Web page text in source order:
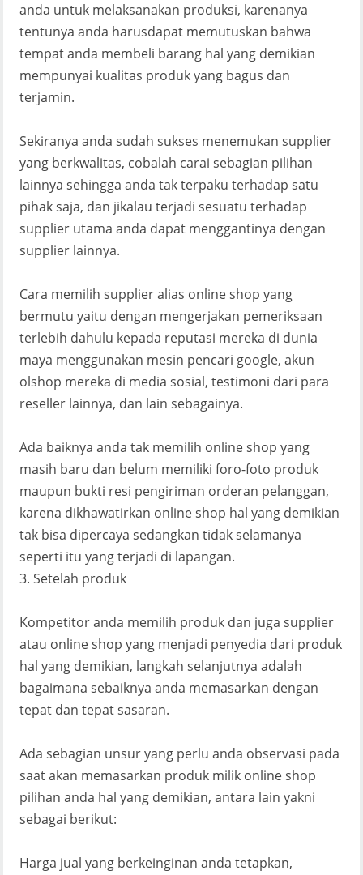
anda untuk melaksanakan produksi, karenanya
tentunya anda harusdapat memutuskan bahwa
tempat anda membeli barang hal yang demikian
mempunyai kualitas produk yang bagus dan
terjamin.
Sekiranya anda sudah sukses menemukan supplier
yang berkwalitas, cobalah carai sebagian pilihan
lainnya sehingga anda tak terpaku terhadap satu
pihak saja, dan jikalau terjadi sesuatu terhadap
supplier utama anda dapat menggantinya dengan
supplier lainnya.
Cara memilih supplier alias online shop yang
bermutu yaitu dengan mengerjakan pemeriksaan
terlebih dahulu kepada reputasi mereka di dunia
maya menggunakan mesin pencari google, akun
olshop mereka di media sosial, testimoni dari para
reseller lainnya, dan lain sebagainya.
Ada baiknya anda tak memilih online shop yang
masih baru dan belum memiliki foro-foto produk
maupun bukti resi pengiriman orderan pelanggan,
karena dikhawatirkan online shop hal yang demikian
tak bisa dipercaya sedangkan tidak selamanya
seperti itu yang terjadi di lapangan.
3. Setelah produk
Kompetitor anda memilih produk dan juga supplier
atau online shop yang menjadi penyedia dari produk
hal yang demikian, langkah selanjutnya adalah
bagaimana sebaiknya anda memasarkan dengan
tepat dan tepat sasaran.
Ada sebagian unsur yang perlu anda observasi pada
saat akan memasarkan produk milik online shop
pilihan anda hal yang demikian, antara lain yakni
sebagai berikut:
Harga jual yang berkeinginan anda tetapkan,